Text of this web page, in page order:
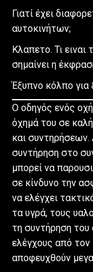
Γιατί έχει
αυτοκινήτων;
Κλαπετο. Τι
σημαίνει η
Έξυπνο κόλπο
Ο οδηγός ενός
όχημά του σε
και
συντήρηση στο
μπορεί να
σε κίνδυνο την
να ελέγχει
τα υγρά, τους
τη συντήρηση του
ελέγχους από τον
αποφευχθούν